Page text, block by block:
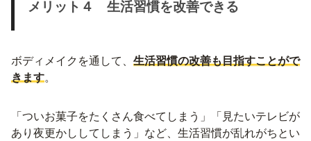
メリット４ 生活習慣を改善できる
ボディメイクを通して、 生活習慣の改善も目指すことがで
きます。
「ついお菓子をたくさん食べてしまう」「見たいテレビが
あり夜更かししてしまう」など、生活習慣が乱れがちとい